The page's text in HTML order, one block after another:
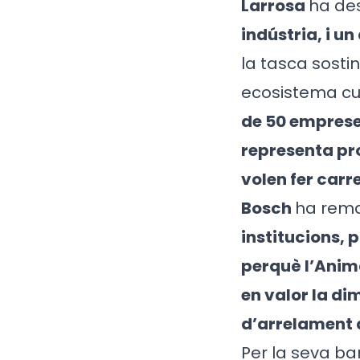
Larrosa ha
indústria, i
la tasca
ecosistema
de 50
representa
volen fer
Bosch ha
institucions,
perquè
en valor la
Per la seva